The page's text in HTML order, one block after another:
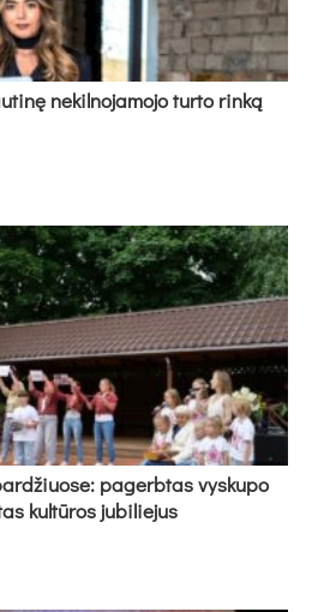
nekilnojamojo turto rinką
pa­gerb­tas vys­ku­po
kul­tū­ros ju­bi­lie­jus